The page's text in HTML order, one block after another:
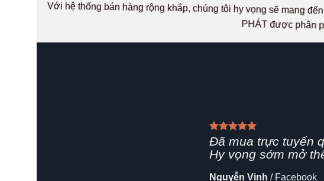
Với hệ thống bán hàng rộng khắp, chúng tôi hy vọng sẽ mang
PHÁT được phân
Giao hàng nhanh,
rất chuyên nghiệp,
Shop nên cập nhật